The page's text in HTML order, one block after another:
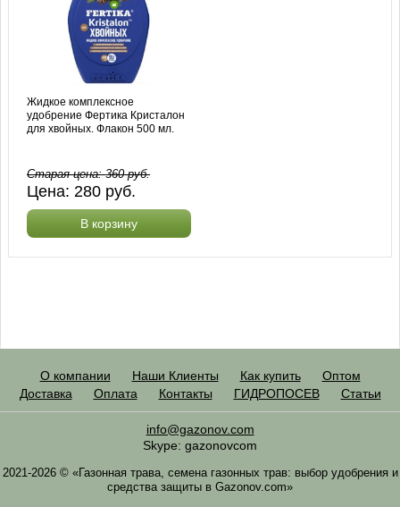
Жидкое комплексное
удобрение Фертика Кристалон
для хвойных. Флакон 500 мл.
Старая цена:360руб.
Цена:280 руб.
В корзину
О компании Наши Клиенты Как купить
Оптом
Доставка
Оплата Контакты ГИДРОПОСЕВ Статьи
info@gazonov.com
Skype: gazonovcom
2021-2026 © «Газонная трава, семена газонных трав: выбор удобрения и
средства защиты в Gazonov.com»